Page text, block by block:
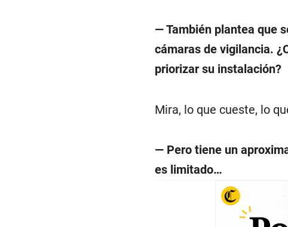
— También plantea que
cámaras de vigilancia.
priorizar su instalación?
Mira, lo que cueste, lo
— Pero tiene un
es limitado…